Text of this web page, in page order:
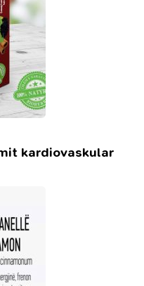
kardiovaskular